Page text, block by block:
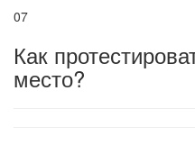
07
Как
место?